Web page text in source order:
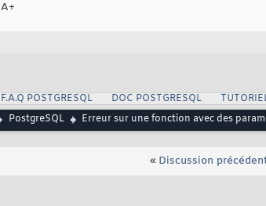
A+
F.A.Q POSTGRESQL DOC POSTGRESQL
PostgreSQL Erreur sur une fonction avec des
« Discussion